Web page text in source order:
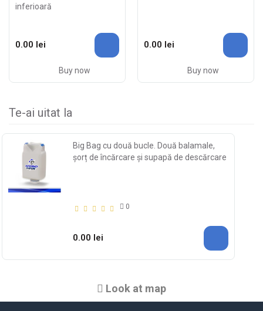
inferioară
0.00 lei
Buy now
0.00 lei
Buy now
Te-ai uitat la
Big Bag cu două bucle. Două balamale,
șorț de încărcare și supapă de descărcare
0
0.00 lei
Look at map